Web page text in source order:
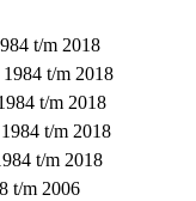
t/m 2018
t/m 2018
t/m 2018
t/m 2018
t/m 2018
t/m 2006